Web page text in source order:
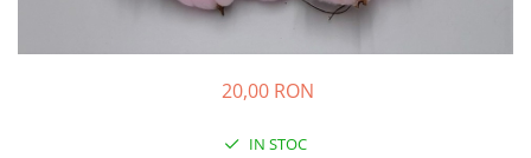
20,00 RON
IN STOC